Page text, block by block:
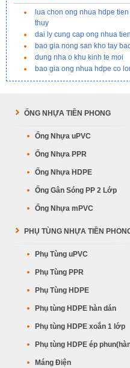
lua chon ong nhua hdpe
thuy
dai ly cung cap ong nhua
bao gia nong san kho tay
dung nha o khu kinh te moi
bao gia ong nhua hdpe co
ỐNG NHỰA TIỀN PHONG
Ống Nhựa uPVC
Ống Nhựa PPR
Ống Nhựa HDPE
Ống Gân Sóng PP 2 Lớp
Ống Nhựa mPVC
PHỤ TÙNG NHỰA TIỀN
Phụ Tùng uPVC
Phụ Tùng PPR
Phụ Tùng HDPE
Phụ tùng HDPE hàn dán
Phụ tùng HDPE xoắn 1 lớp
Phụ tùng HDPE ép
Máng Điện